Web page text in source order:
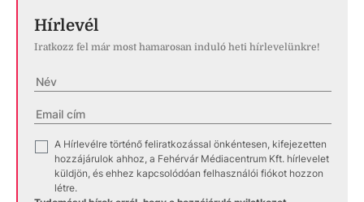
Hírlevél
Iratkozz fel már most hamarosan induló heti hírlevelünkre!
A Hírlevélre történő feliratkozással önkéntesen, kifejezetten
hozzájárulok ahhoz, a Fehérvár Médiacentrum Kft. hírlevelet
küldjön, és ehhez kapcsolódóan felhasználói fiókot hozzon
létre.